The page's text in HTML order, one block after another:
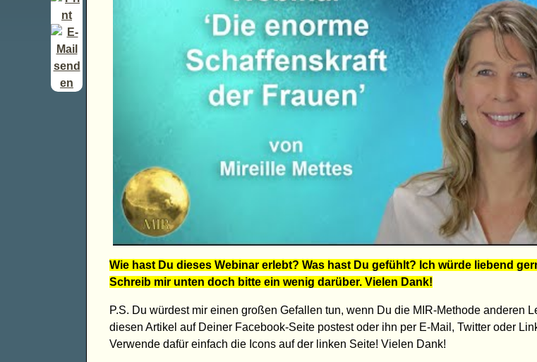
Wie hast Du dieses Webinar erlebt? Was hast Du gefühlt? Ich würde liebend
Schreib mir unten doch bitte ein wenig darüber. Vielen Dank!
P.S. Du würdest mir einen großen Gefallen tun, wenn Du die MIR-Methode anderen
diesen Artikel auf Deiner Facebook-Seite postest oder ihn per E-Mail, Twitter oder
Verwende dafür einfach die Icons auf der linken Seite! Vielen Dank!